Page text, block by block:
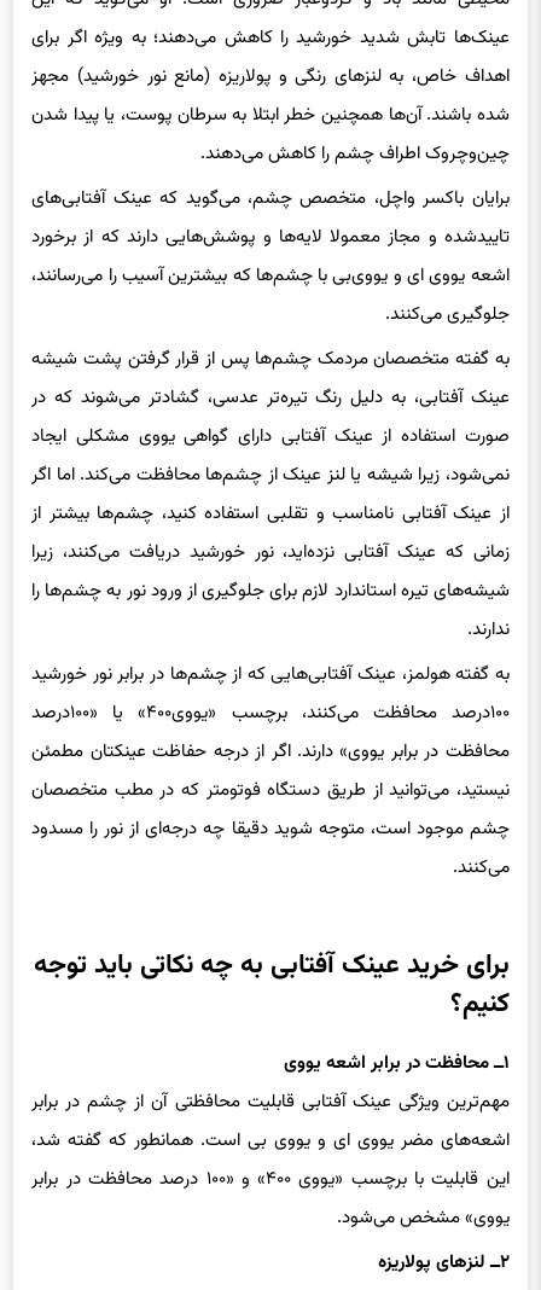
اهداف خاص، به لنزهای رنگی و پولاریزه‌ (مانع نور خورشید) مجهز
شده باشند. آن‌ها همچنین خطر ابتلا به سرطان پوست، یا پیدا شدن
چین‌وچروک‌ اطراف چشم را کاهش می‌دهند.
برایان باکسر واچل، متخصص چشم، می‌گوید که عینک‌ آفتابی‌های
تایید‌شده و مجاز معمولا لایه‌ها و پوشش‌هایی دارند که از برخورد
اشعه یو‌وی‌ ای و یو‌وی‌بی با چشم‌ها که بیشترین آسیب را می‌رسانند،
جلوگیری می‌کنند.
به گفته متخصصان مردمک چشم‌ها پس از قرار گرفتن پشت شیشه
عینک آفتابی، به دلیل رنگ تیره‌تر عدسی، گشادتر می‌شوند که در
صورت استفاده از عینک آفتابی دارای گواهی یو‌وی مشکلی ایجاد
نمی‌شود، زیرا شیشه یا لنز عینک از چشم‌ها محافظت می‌کند. اما اگر
از عینک آفتابی نامناسب و تقلبی استفاده کنید، چشم‌ها بیشتر از
زمانی که عینک آفتابی نزده‌اید، نور خورشید دریافت می‌‌کنند، زیرا
شیشه‌های تیره استاندارد لازم برای جلوگیری از ورود نور به چشم‌ها را
ندارند.
به گفته هولمز، عینک‌ آفتابی‌هایی که از چشم‌ها در برابر نور خورشید
۱۰۰درصد محافظت می‌کنند، برچسب «یووی۴۰۰» یا «۱۰۰درصد
محافظت در برابر یووی» دارند. اگر از درجه حفاظت عینکتان مطمئن
نیستید، می‌توانید از طریق دستگاه فوتومتر که در مطب متخصصان
چشم موجود است، متوجه شوید دقیقا چه درجه‌ای از نور را مسدود
می‌کنند.
کنیم؟
مهم‌ترین ویژگی عینک آفتابی قابلیت محافظتی آن از چشم در برابر
اشعه‌های مضر یووی‌ ای و یو‌وی‌ بی است. همانطور که گفته شد،
این قابلیت با برچسب «یووی ۴۰۰» و «۱۰۰ درصد محافظت در برابر
یووی» مشخص می‌شود.
۲ــ لنزهای پولاریزه
دیگر مشخصه مهم عینک آفتابی لنزهای پولاریزه است. این لنز‌ها از